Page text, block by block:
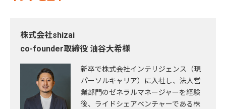
株式会社shizai
co-founder取締役 油谷大希様
新卒で株式会社インテリジェンス（現
パーソルキャリア）に⼊社し、法⼈営
業部⾨のゼネラルマネージャーを経験
後、ライドシェアベンチャーである株